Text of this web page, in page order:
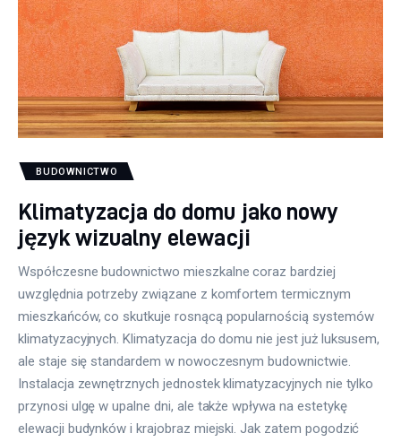
BUDOWNICTWO
Klimatyzacja do domu jako nowy
język wizualny elewacji
Współczesne budownictwo mieszkalne coraz bardziej
uwzględnia potrzeby związane z komfortem termicznym
mieszkańców, co skutkuje rosnącą popularnością systemów
klimatyzacyjnych. Klimatyzacja do domu nie jest już luksusem,
ale staje się standardem w nowoczesnym budownictwie.
Instalacja zewnętrznych jednostek klimatyzacyjnych nie tylko
przynosi ulgę w upalne dni, ale także wpływa na estetykę
elewacji budynków i krajobraz miejski. Jak zatem pogodzić